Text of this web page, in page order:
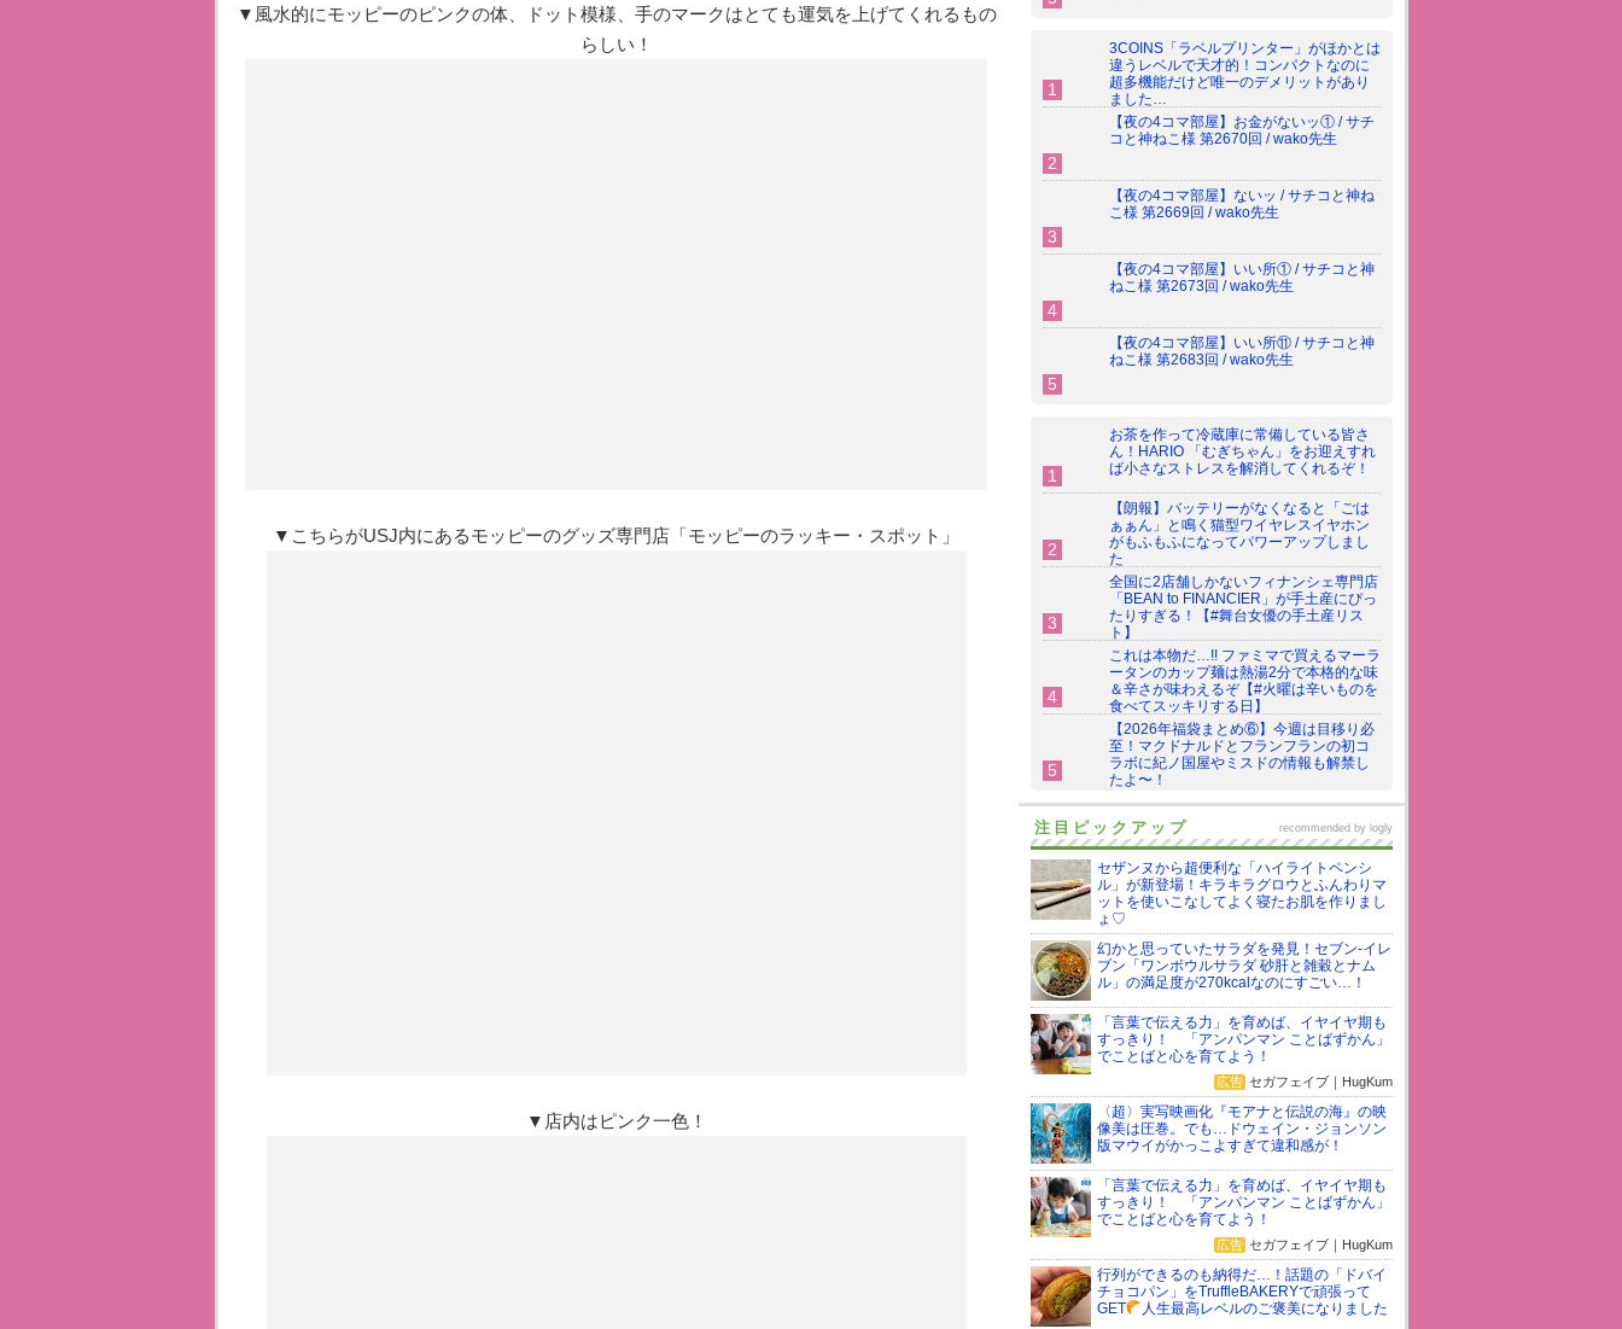
▼風水的にモッピーのピンクの体、ドット模様、手のマークはとても運気を上げてくれるもの
らしい！
▼こちらがUSJ内にあるモッピーのグッズ専門店「モッピーのラッキー・スポット」
▼店内はピンク一色！
3COINS「ラベルプリンター」がほかとは
違うレベルで天才的！コンパクトなのに
超多機能だけど唯一のデメリットがあり
ました…
【夜の4コマ部屋】お金がないッ① / サチ
コと神ねこ様 第2670回 / wako先生
【夜の4コマ部屋】ないッ / サチコと神ね
こ様 第2669回 / wako先生
【夜の4コマ部屋】いい所① / サチコと神
ねこ様 第2673回 / wako先生
【夜の4コマ部屋】いい所⑪ / サチコと神
ねこ様 第2683回 / wako先生
お茶を作って冷蔵庫に常備している皆さ
ん！HARIO 「むぎちゃん」をお迎えすれ
ば小さなストレスを解消してくれるぞ！
【朗報】バッテリーがなくなると「ごは
ぁぁん」と鳴く猫型ワイヤレスイヤホン
がもふもふになってパワーアップしまし
た
全国に2店舗しかないフィナンシェ専門店
「BEAN to FINANCIER」が手土産にぴっ
たりすぎる！【#舞台女優の手土産リス
ト】
これは本物だ…!! ファミマで買えるマーラ
ータンのカップ麺は熱湯2分で本格的な味
＆辛さが味わえるぞ【#火曜は辛いものを
食べてスッキリする日】
【2026年福袋まとめ⑥】今週は目移り必
至！マクドナルドとフランフランの初コ
ラボに紀ノ国屋やミスドの情報も解禁し
たよ〜！
注目ピックアップ
セザンヌから超便利な「ハイライトペンシ
ル」が新登場！キラキラグロウとふんわりマ
ットを使いこなしてよく寝たお肌を作りまし
ょ♡
幻かと思っていたサラダを発見！セブン-イレ
ブン「ワンボウルサラダ 砂肝と雑穀とナム
ル」の満足度が270kcalなのにすごい…！
「言葉で伝える力」を育めば、イヤイヤ期も
すっきり！ 「アンパンマン ことばずかん」
でことばと心を育てよう！
広告セガフェイブ｜HugKum
〈超〉実写映画化『モアナと伝説の海』の映
像美は圧巻。でも…ドウェイン・ジョンソン
版マウイがかっこよすぎて違和感が！
「言葉で伝える力」を育めば、イヤイヤ期も
すっきり！ 「アンパンマン ことばずかん」
でことばと心を育てよう！
広告セガフェイブ｜HugKum
行列ができるのも納得だ…！話題の「ドバイ
チョコパン」をTruffleBAKERYで頑張って
GET
人生最高レベルのご褒美になりました
recommended by logly